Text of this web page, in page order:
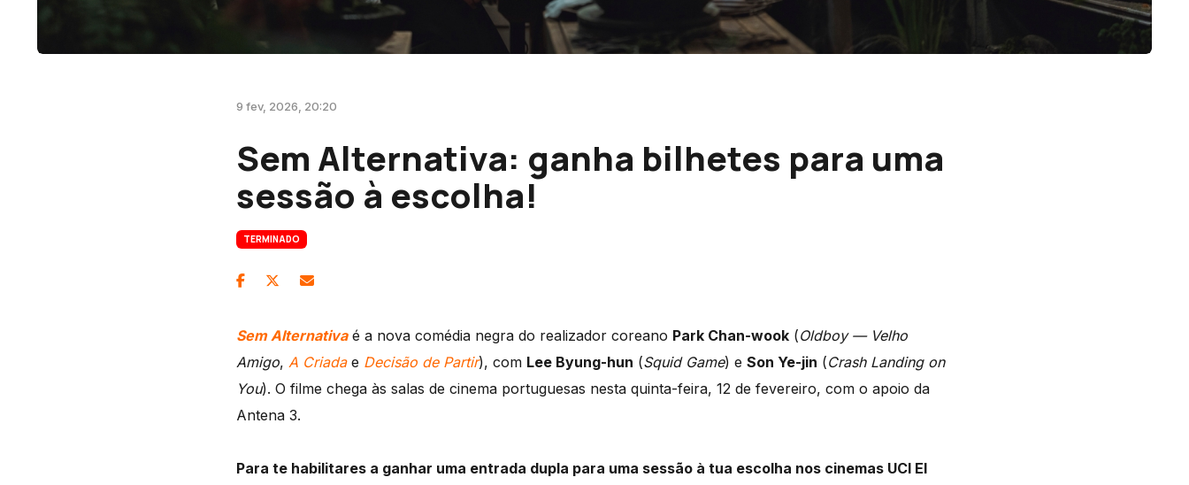
9 fev, 2026, 20:20
Sem Alternativa: ganha bilhetes para uma
sessão à escolha!
TERMINADO
Sem Alternativaé a nova comédia negra do realizador coreano Park Chan-wook (Oldboy — Velho
Amigo, A Criadae Decisão de Partir), com Lee Byung-hun (Squid Game) e Son Ye-jin (Crash Landing on
You). O filme chega às salas de cinema portuguesas nesta quinta-feira, 12 de fevereiro, com o apoio da
Antena 3.
Para te habilitares a ganhar uma entrada dupla para uma sessão à tua escolha nos cinemas UCI El